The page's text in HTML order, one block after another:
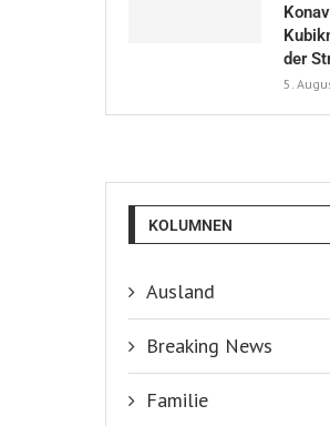
der
5.
KOLUMNEN
Ausland
Breaking News
Familie